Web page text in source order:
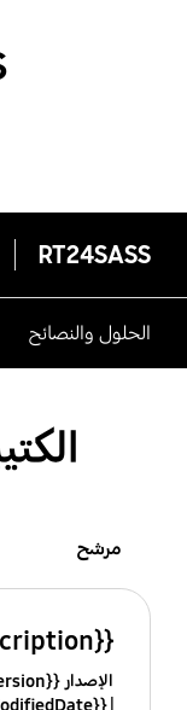
RT24SASS
الحلول والنصائح
مرشح
{{file.description}}
الإصدار {{file.fileVersion}}
{{file.fileModifiedDate}}